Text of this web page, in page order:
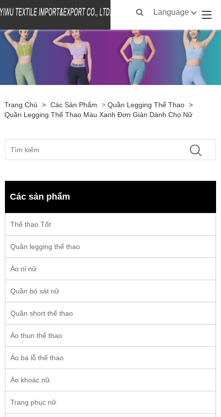
Language
Trang Chủ > Các Sản Phẩm > Quần Legging Thể Thao >
Quần Legging Thể Thao Màu Xanh Đơn Giản Dành Cho Nữ
Các sản phẩm
Thể thao Tốt
Quần legging thể thao
Áo nỉ nữ
Quần bó sát nữ
Quần short thể thao
Áo thun thể thao
Áo ba lỗ thể thao
Áo khoác nữ
Trang phục nữ